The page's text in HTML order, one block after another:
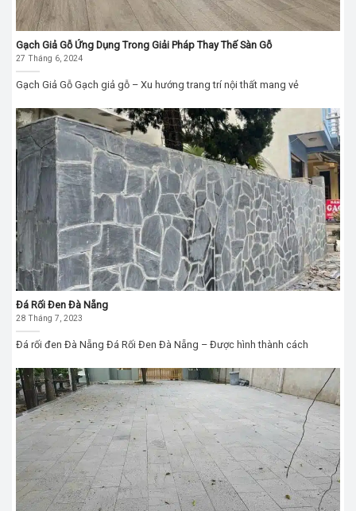
Gạch Giả Gỗ Ứng Dụng Trong Giải Pháp Thay Thế Sàn Gỗ
27 Tháng 6, 2024
Gạch Giả Gỗ Gạch giả gỗ – Xu hướng trang trí nội thất mang vẻ
Đá Rối Đen Đà Nẵng
28 Tháng 7, 2023
Đá rối đen Đà Nẵng Đá Rối Đen Đà Nẵng – Được hình thành cách